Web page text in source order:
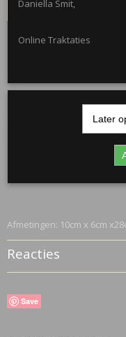
IN
Blokbodem zakken met
Leuk om te vullen met een
! Deze zijn dusniet
Afmetingen: 10cm x 6cm
Reacties
Save
Daniella Smit,
Online Traktaties
Later